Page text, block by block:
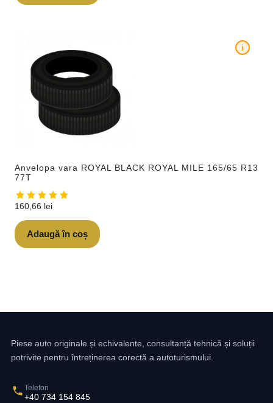
Anvelopa vara ROYAL BLACK ROYAL MILE 165/65 R13
77T
i
160,66 lei
Adaugă în coș
Piese auto originale și echivalente, consultanță tehnică și soluții
potrivite pentru întreținerea corectă a autoturismului.
Telefon
+40 734 154 845